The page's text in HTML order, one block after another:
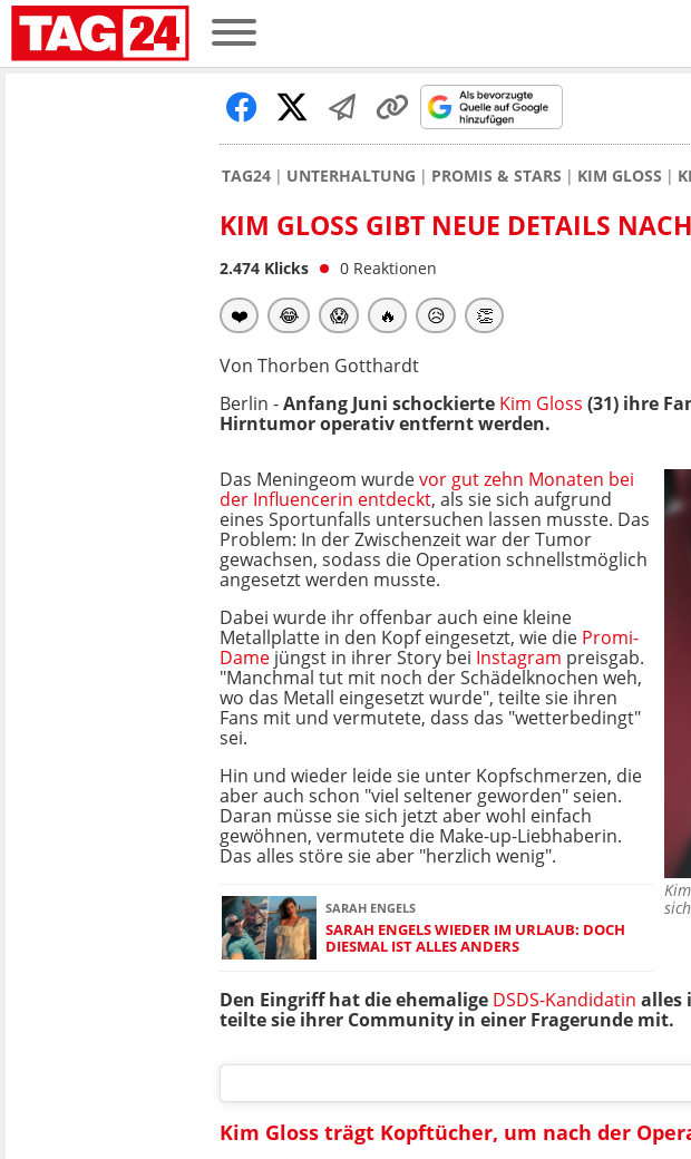
TAG24 UNTERHALTUNG PROMIS & STARS KIM GLOSS
KIM GLOSS GIBT NEUE DETAILS
2.474 Klicks 0 Reaktionen
❤️ 😂 😱 🔥 😥 👏
Von Thorben Gotthardt
Berlin -Anfang Juni schockierte Kim Gloss (31) ihre
Hirntumor operativ entfernt werden.
Das Meningeom wurdevor gut zehn Monaten bei
der Influencerin entdeckt, als sie sich aufgrund
eines Sportunfalls untersuchen lassen musste. Das
Problem: In der Zwischenzeit war der Tumor
gewachsen, sodass die Operation schnellstmöglich
angesetzt werden musste.
Dabei wurde ihr offenbar auch eine kleine
Metallplatte in den Kopf eingesetzt, wie die Promi-
Dame jüngst in ihrer Story bei Instagram preisgab.
"Manchmal tut mit noch der Schädelknochen weh,
wo das Metall eingesetzt wurde", teilte sie ihren
Fans mit und vermutete, dass das "wetterbedingt"
sei.
Hin und wieder leide sie unter Kopfschmerzen, die
aber auch schon "viel seltener geworden" seien.
Daran müsse sie sich jetzt aber wohl einfach
gewöhnen, vermutete die Make-up-Liebhaberin.
Das alles störe sie aber "herzlich wenig".
SARAH ENGELS
SARAH ENGELS WIEDER IM URLAUB: DOCH
DIESMAL IST ALLES ANDERS
Den Eingriff hat die ehemalige DSDS-Kandidatin alles
teilte sie ihrer Community in einer Fragerunde mit.
Kim Gloss trägt Kopftücher, um nach der